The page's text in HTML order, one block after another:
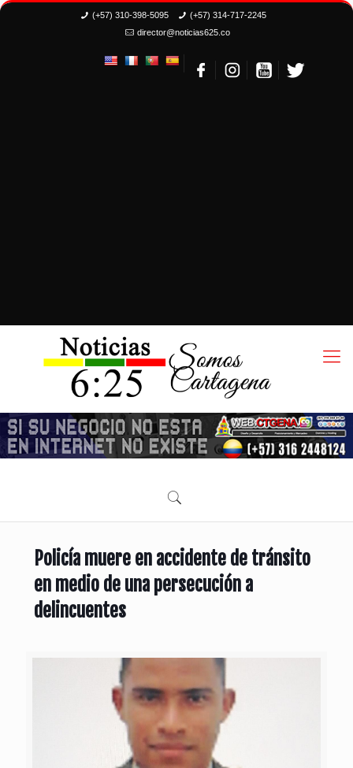
(+57) 310-398-5095
(+57) 314-717-2245
director@noticias625.co
Policía muere en accidente de tránsito
en medio de una persecución a
delincuentes